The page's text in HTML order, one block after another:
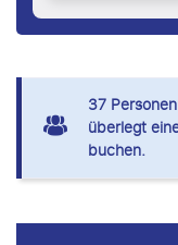
37
überlegt
buchen.